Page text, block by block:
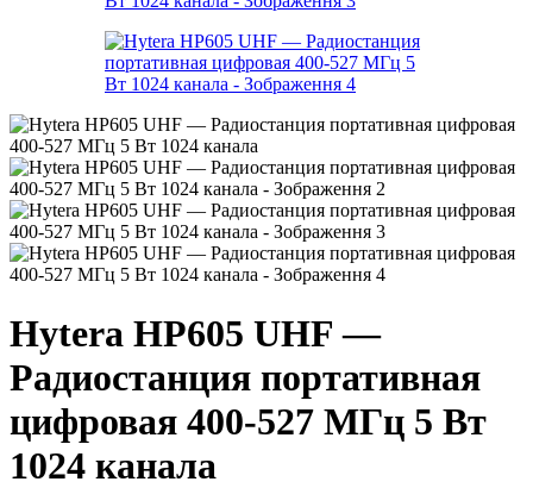
Hytera HP605 UHF —
Радиостанция портативная
цифровая 400-527 МГц 5 Вт
1024 канала